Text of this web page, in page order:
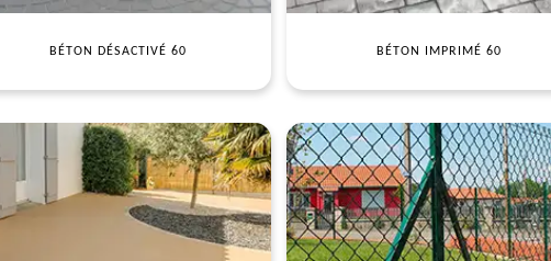
BÉTON DÉSACTIVÉ 60 BÉTON IMPRIMÉ 60